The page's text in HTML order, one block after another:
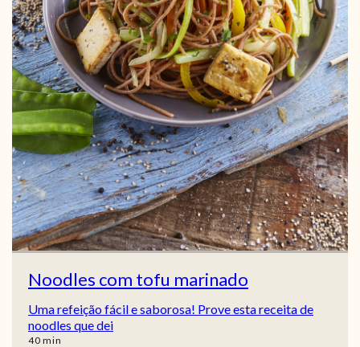
Noodles com tofu marinado
Uma refeição fácil e saborosa! Prove esta receita de
noodles que dei
40min
min